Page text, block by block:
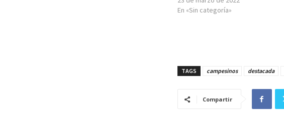
la capital hasta que se responsa
En «Sin categoría»
TAGS campesinos destacada
Compartir